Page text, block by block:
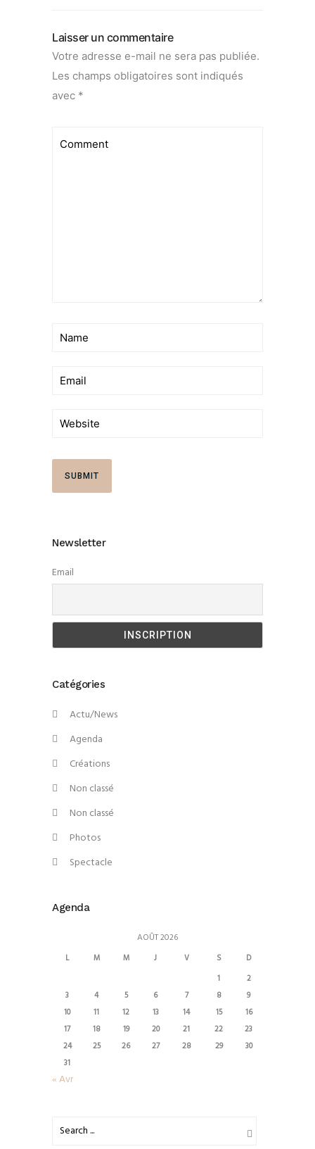
Laisser un commentaire
Votre adresse e-mail ne sera pas publiée.
Les champs obligatoires sont indiqués
avec *
Newsletter
Email
Catégories
Actu/News
Agenda
Créations
Non classé
Non classé
Photos
Spectacle
Agenda
AOÛT 2026
L M M J V S
D
1
2
3
4 5 6 7 8
9
10
11 12 13 14 15
16
17
18 19 20 21 22
23
24
25 26 27 28 29
30
31
« Avr